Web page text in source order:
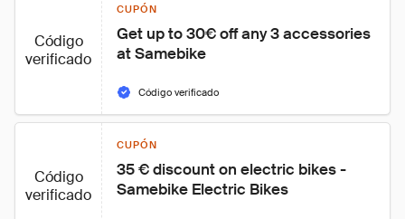
Código
verificado
CUPÓN
Get up to 30€ off any 3 accessories
at Samebike
Código verificado
Código
verificado
CUPÓN
35 € discount on electric bikes -
Samebike Electric Bikes